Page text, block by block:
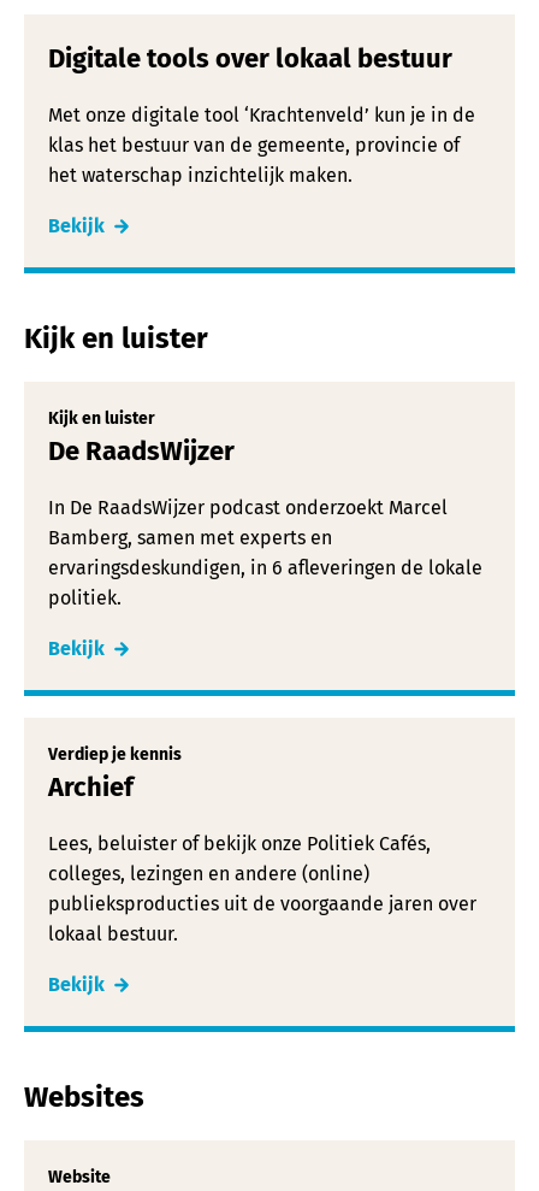
Digitale tools over lokaal bestuur
Met onze digitale tool ‘Krachtenveld’ kun je in de
klas het bestuur van de gemeente, provincie of
het waterschap inzichtelijk maken.
Bekijk
Kijk en luister
Kijk en luister
De RaadsWijzer
In De RaadsWijzer podcast onderzoekt Marcel
Bamberg, samen met experts en
ervaringsdeskundigen, in 6 afleveringen de lokale
politiek.
Bekijk
Verdiep je kennis
Archief
Lees, beluister of bekijk onze Politiek Cafés,
colleges, lezingen en andere (online)
publieksproducties uit de voorgaande jaren over
lokaal bestuur.
Bekijk
Websites
Website